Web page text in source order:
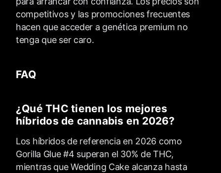
competitivos y las promociones frecuentes
hacen que acceder a genética premium no
tenga que ser caro.
FAQ
¿Qué THC tienen los mejores
híbridos de cannabis en 2026?
Los híbridos de referencia en 2026 como
Gorilla Glue #4 superan el 30% de THC,
mientras que Wedding Cake alcanza hasta